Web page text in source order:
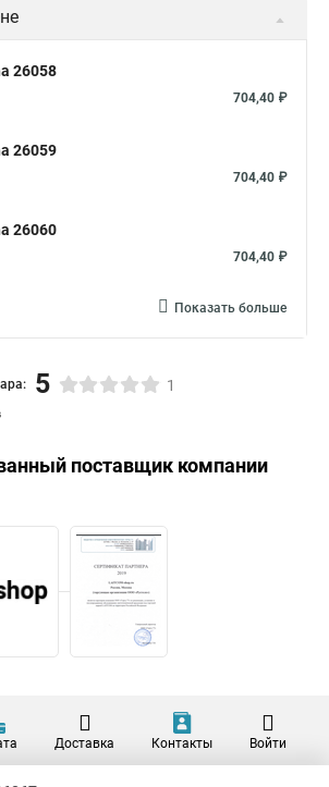
26058
704,40 ₽
26059
704,40 ₽
26060
704,40 ₽
Показать больше
5 1
поставщик компании
Доставка Контакты Войти